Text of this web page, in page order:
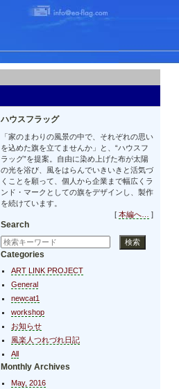
ハウスフラッグ
「家のまわりの風景の中で、それぞれの思い
を込めた旗を立てませんか」と、“ハウスフ
ラッグ”を提案。自由に染め上げた布が太陽
の光を浴び、風をはらんでいきいきと活気づ
くことを願って、個人から企業まで幅広くラ
ンド・マークとしての旗をデザインし、製作
を続けています。
[ 本編へ… ]
Search
Categories
ART LINK PROJECT
General
newcat1
workshop
お知らせ
風楽人つれづれ日記
All
Monthly Archives
May, 2016